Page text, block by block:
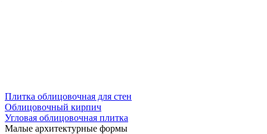
Плитка облицовочная для стен
Облицовочный кирпич
Угловая облицовочная плитка
Малые архитектурные формы